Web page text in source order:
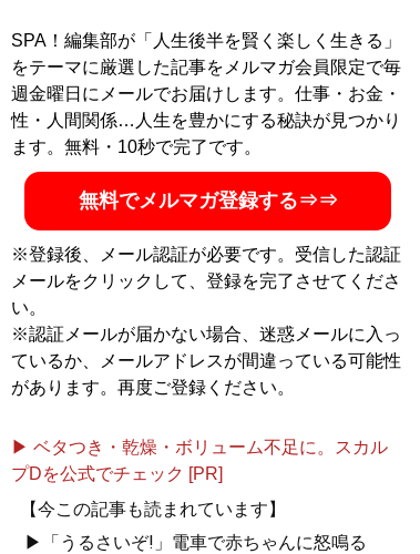
SPA！編集部が「人生後半を賢く楽しく生きる」
をテーマに厳選した記事をメルマガ会員限定で毎
週金曜日にメールでお届けします。仕事・お金・
性・人間関係…人生を豊かにする秘訣が見つかり
ます。無料・10秒で完了です。
無料でメルマガ登録する⇒⇒
※登録後、メール認証が必要です。受信した認証
メールをクリックして、登録を完了させてくださ
い。
※認証メールが届かない場合、迷惑メールに入っ
ているか、メールアドレスが間違っている可能性
があります。再度ご登録ください。
▶ ベタつき・乾燥・ボリューム不足に。スカル
プDを公式でチェック [PR]
【今この記事も読まれています】
▶「うるさいぞ!」電車で赤ちゃんに怒鳴る